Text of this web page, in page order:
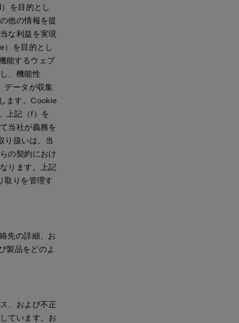
を目的とし
他の情報を提
な利益を実現
）を目的とし
能するウェブ
、機能性
データが収集
ます。Cookie
上記（f）を
当社が義務を
り扱いは、当
の契約におけ
ります。上記
取りを管理す
先の詳細、お
製品をどのよ
、および不正
ています。お